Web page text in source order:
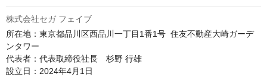
株式会社セガ フェイブ
所在地：東京都品川区西品川一丁目1番1号  住友不動産大崎ガーデ
ンタワー
代表者：代表取締役社長　杉野 行雄
設立日：2024年4月1日